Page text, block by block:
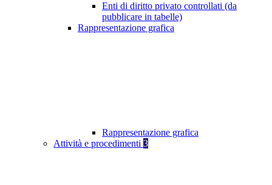
Enti di diritto privato controllati (da
pubblicare in tabelle)
Rappresentazione grafica
Rappresentazione grafica
Attività e procedimenti 3